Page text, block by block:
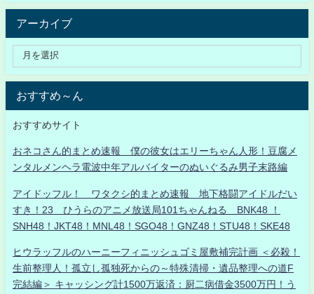
アーカイブ
おすすめ～ん
おすすめサイト
おネコさん的まとめ速報 僕の彼女はエリーちゃん人形！豆腐メ
ンタルメンヘラ電波中年アルバイターのぬいぐるみ男子末路編
アイドッフル！ ワタクシ的まとめ速報 地下格闘アイドルだい
すき！23 ひうらのアニメ放送局101ちゃんねる BNK48 ！
SNH48！JKT48！MNL48！SGO48！GNZ48！STU48！SKE48
ヒウラッフルのハーニーフィニッシュゴミ屋敷補完計画 ＜必殺！
生前整理人！孤立し孤独死からの～特殊清掃・遺品整理への道F
完結編＞ キャッシング計1500万返済：厨二病借金3500万円！う